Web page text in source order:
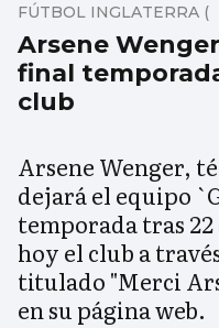
Arsene
final
club
FÚTBOL INGLATERRA (
Arsene Wenger,
dejará el equipo
temporada tras
hoy el club a
titulado "Merci
en su página web.